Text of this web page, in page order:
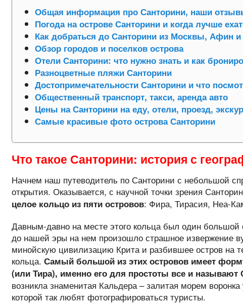
Общая информация про Санторини, наши
Погода на острове Санторини и когда лучше
Как добраться до Санторини из Москвы, Афин и
Обзор городов и поселков острова
Отели Санторини: что нужно знать и как
Разноцветные пляжи Санторини
Достопримечательности Санторини и что
Общественный транспорт, такси, аренда авто
Цены на Санторини на еду, отели, проезд,
Самые красивые фото острова Санторини
Что такое Санторини: история с
Начнем наш путеводитель по Санторини с небольшой
открытия. Оказывается, с научной точки зрения
целое кольцо из пяти островов: Фира, Тирасия, Неа-
Давным-давно на месте этого кольца был один большой
до нашей эры на нем произошло страшное извержение
минойскую цивилизацию Крита и разбившее остров на
кольца. Самый большой из этих островов имеет
(или Тира), именно его для простоты все и называют
возникла знаменитая Кальдера – залитая морем
которой так любят фотографироваться туристы.